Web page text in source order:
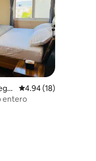
Calificación
4.94 (18)
entero